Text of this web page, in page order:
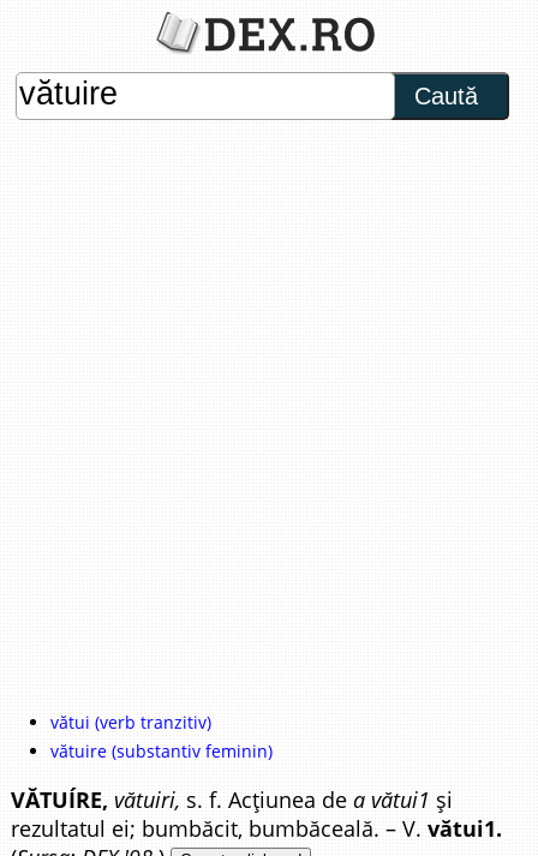
Caută
vătui (verb tranzitiv)
vătuire (substantiv feminin)
VĂTUÍRE, vătuiri, s. f. Acțiunea dea vătui1 și
rezultatul ei; bumbăcit, bumbăceală. – V.vătui1.